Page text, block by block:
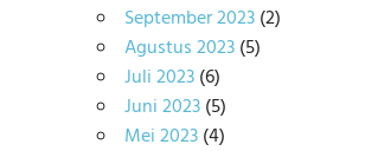
September 2023(2)
Agustus 2023(5)
Juli 2023(6)
Juni 2023(5)
Mei 2023(4)